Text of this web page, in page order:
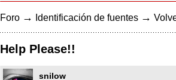
Foro → Identificación de fuentes →
Help Please!!
snilow